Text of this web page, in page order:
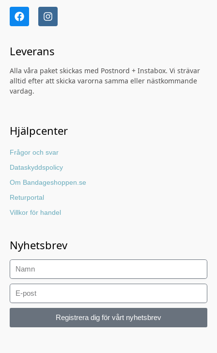
Leverans
Alla våra paket skickas med Postnord + Instabox. Vi strävar
alltid efter att skicka varorna samma eller nästkommande
vardag.
Hjälpcenter
Frågor och svar
Dataskyddspolicy
Om Bandageshoppen.se
Returportal
Villkor för handel
Nyhetsbrev
Registrera dig för vårt nyhetsbrev